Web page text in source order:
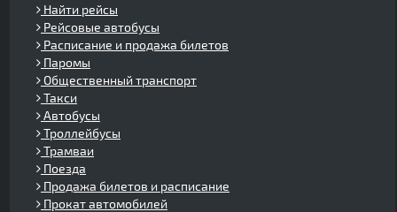
Найти рейсы
Рейсовые автобусы
Расписание и продажа билетов
Паромы
Общественный транспорт
Такси
Автобусы
Троллейбусы
Трамваи
Поезда
Продажа билетов и расписание
Прокат автомобилей